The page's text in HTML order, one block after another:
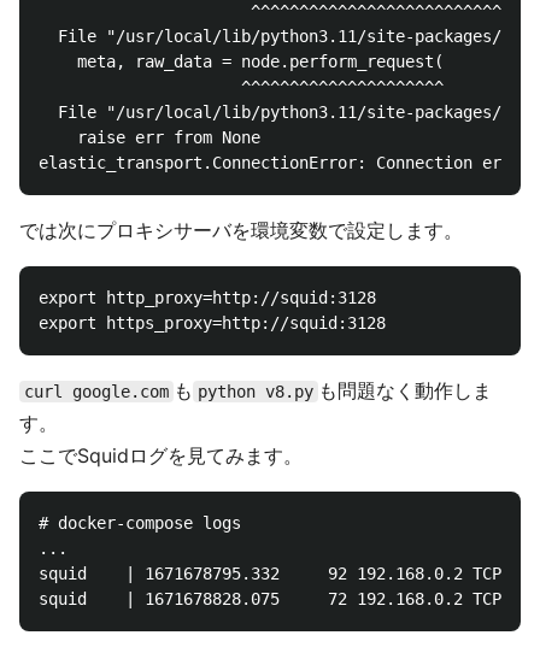
File "/usr/local/lib/python3.11/site-packages/
    meta, raw_data = node.perform_request(
                     ^^^^^^^^^^^^^^^^^^^^^
File "/usr/local/lib/python3.11/site-packages/
    raise err from None
では次にプロキシサーバを環境変数で設定します。
export http_proxy=http://squid:3128
curl google.com も python v8.py も問題なく動作しま
す。
ここでSquidログを見てみます。
# docker-compose logs
...
squid    | 1671678795.332     92 192.168.0.2